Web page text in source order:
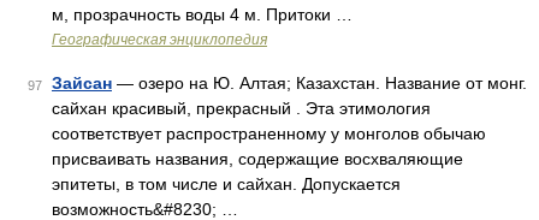
м, прозрачность воды 4 м. Притоки …
Географическая энциклопедия
97 Зайсан — озеро на Ю. Алтая; Казахстан. Название от монг.
сайхан красивый, прекрасный . Эта этимология
соответствует распространенному у монголов обычаю
присваивать названия, содержащие восхваляющие
эпитеты, в том числе и сайхан. Допускается
возможность&#8230; …